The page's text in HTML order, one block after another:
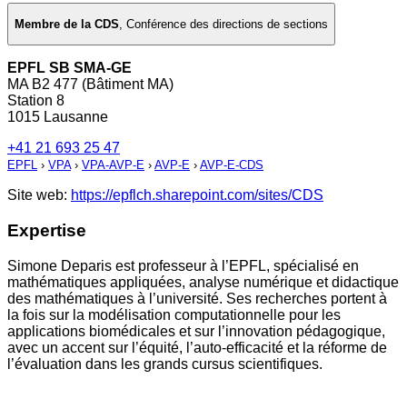
Membre de la CDS, Conférence des directions de sections
EPFL SB SMA-GE
MA B2 477 (Bâtiment MA)
Station 8
1015 Lausanne
+41 21 693 25 47
EPFL › VPA› VPA-AVP-E › AVP-E › AVP-E-CDS
Site web: https://epflch.sharepoint.com/sites/CDS
Expertise
Simone Deparis est professeur à l’EPFL, spécialisé en
mathématiques appliquées, analyse numérique et didactique
des mathématiques à l’université. Ses recherches portent à
la fois sur la modélisation computationnelle pour les
applications biomédicales et sur l’innovation pédagogique,
avec un accent sur l’équité, l’auto-efficacité et la réforme de
l’évaluation dans les grands cursus scientifiques.